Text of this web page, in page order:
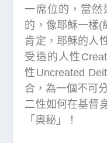
一席位的，當然
的，像耶穌一樣(
肯定，耶穌的人
受造的人性
性Uncreated
合，為一個不可
二性如何在基督
「奧秘」！